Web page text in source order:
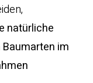
natürliche
im